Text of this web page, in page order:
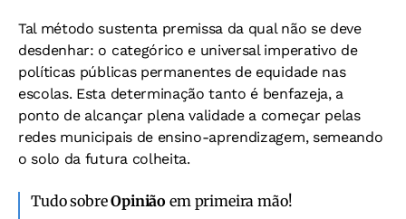
Tal método sustenta premissa da qual não se deve
desdenhar: o categórico e universal imperativo de
políticas públicas permanentes de equidade nas
escolas. Esta determinação tanto é benfazeja, a
ponto de alcançar plena validade a começar pelas
redes municipais de ensino-aprendizagem, semeando
o solo da futura colheita.
Tudo sobreOpinião em primeira mão!